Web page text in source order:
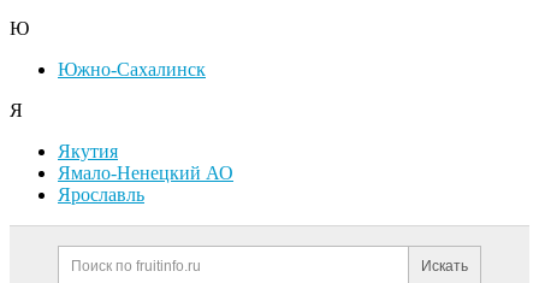
Ю
Южно-Сахалинск
Я
Якутия
Ямало-Ненецкий АО
Ярославль
Дополнительная информация
Поиск по сайту и
Искать